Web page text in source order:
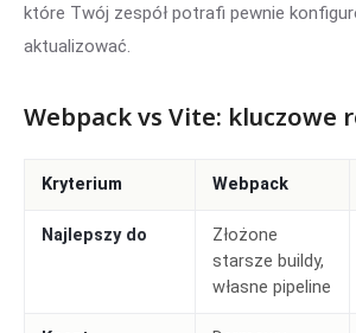
które Twój zespół potrafi pewnie
aktualizować.
Webpack vs Vite: kluczowe
Kryterium Webpack
Najlepszy do
Złożone
starsze buildy,
własne pipeline